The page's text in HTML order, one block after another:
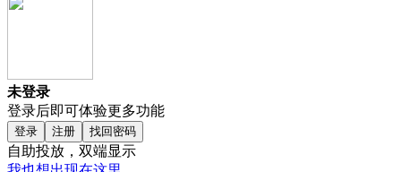
未登录
登录后即可体验更多功能
登录 注册 找回密码
自助投放，双端显示